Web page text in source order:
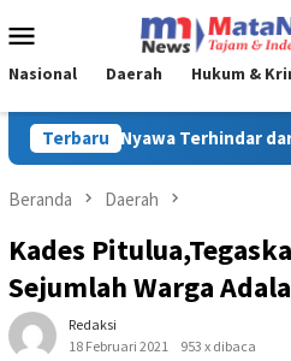
ke
Mobile
Nasional Daerah Hukum &
Terbaru
MIND ID Tegaskan
Beranda Daerah
Kades
Sejumlah Warga
Redaksi
18 Februari 2021
953 x dibaca